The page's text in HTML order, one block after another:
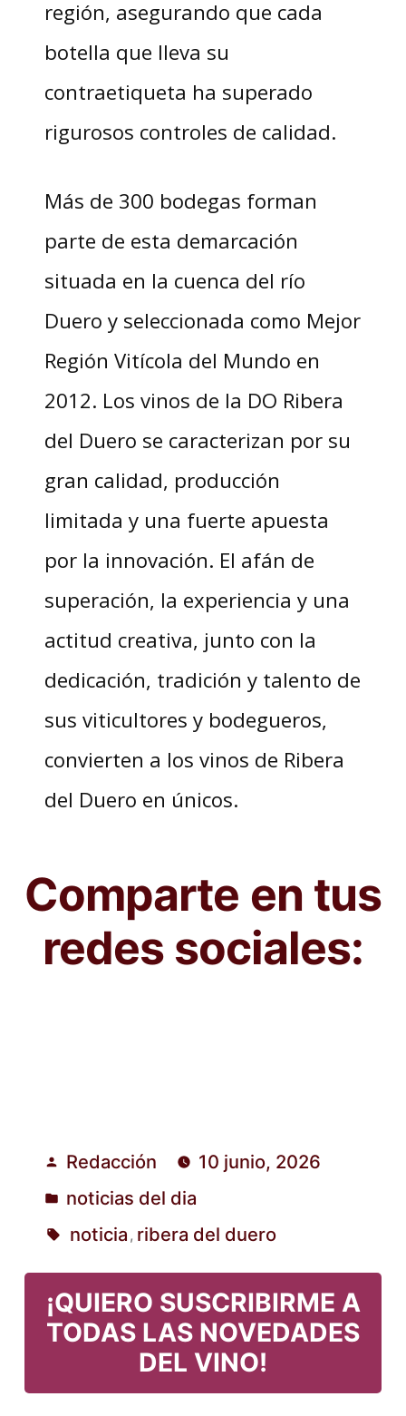
región, asegurando que cada
botella que lleva su
contraetiqueta ha superado
rigurosos controles de calidad.
Más de 300 bodegas forman
parte de esta demarcación
situada en la cuenca del río
Duero y seleccionada como Mejor
Región Vitícola del Mundo en
2012. Los vinos de la DO Ribera
del Duero se caracterizan por su
gran calidad, producción
limitada y una fuerte apuesta
por la innovación. El afán de
superación, la experiencia y una
actitud creativa, junto con la
dedicación, tradición y talento de
sus viticultores y bodegueros,
convierten a los vinos de Ribera
del Duero en únicos.
Comparte en tus
redes sociales:
Publicado
por
Redacción 10 junio, 2026
Publicado
en
noticias del dia
noticia , ribera del duero
¡QUIERO SUSCRIBIRME A
TODAS LAS NOVEDADES
DEL VINO!